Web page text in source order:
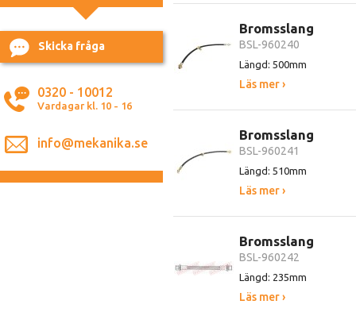
Skicka fråga
0320 - 10012
Vardagar kl. 10 - 16
info@mekanika.se
Bromsslang
BSL-960240
Längd: 500mm
Läs mer ›
Bromsslang
BSL-960241
Längd: 510mm
Läs mer ›
Bromsslang
BSL-960242
Längd: 235mm
Läs mer ›